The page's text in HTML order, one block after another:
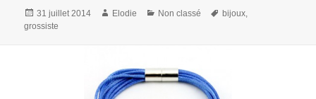
Publié
le
31 juillet 2014 Auteur
Elodie Catégories
Non classé
Mots-
bijoux
grossiste